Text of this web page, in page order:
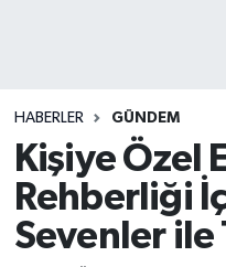
HABERLER GÜNDEM
Kişiye Özel
Rehberliği
Sevenler ile
Eğitim
Siyaset
Tüm Manşetler
Son Dakika